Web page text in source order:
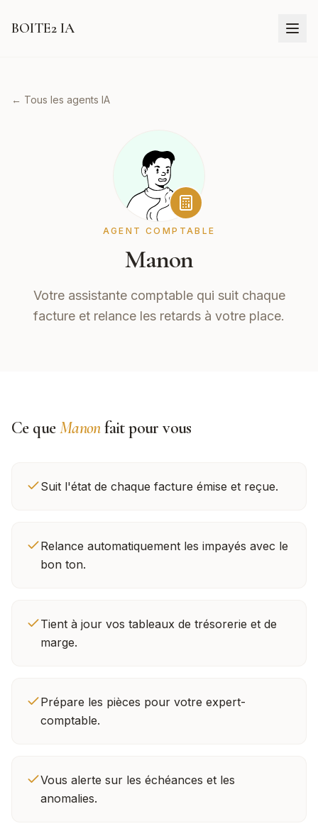
BOITE2 IA
← Tous les agents IA
AGENT COMPTABLE
Manon
Votre assistante comptable qui suit chaque
facture et relance les retards à votre place.
Ce queManonfait pour vous
Suit l'état de chaque facture émise et reçue.
Relance automatiquement les impayés avec le
bon ton.
Tient à jour vos tableaux de trésorerie et de
marge.
Prépare les pièces pour votre expert-
comptable.
Vous alerte sur les échéances et les
anomalies.